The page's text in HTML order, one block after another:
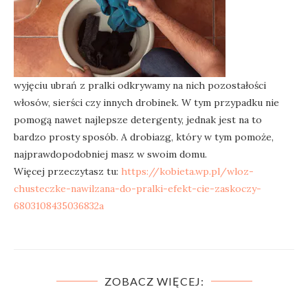
wyjęciu ubrań z pralki odkrywamy na nich pozostałości
włosów, sierści czy innych drobinek. W tym przypadku nie
pomogą nawet najlepsze detergenty, jednak jest na to
bardzo prosty sposób. A drobiazg, który w tym pomoże,
najprawdopodobniej masz w swoim domu.
Więcej przeczytasz tu: https://kobieta.wp.pl/wloz-
chusteczke-nawilzana-do-pralki-efekt-cie-zaskoczy-
6803108435036832a
ZOBACZ WIĘCEJ: